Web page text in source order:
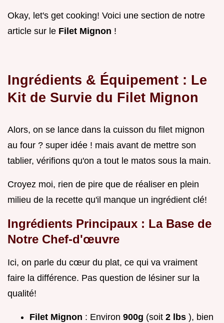
Okay, let's get cooking! Voici une section de notre
article sur le Filet Mignon !
Ingrédients & Équipement : Le
Kit de Survie du Filet Mignon
Alors, on se lance dans la cuisson du filet mignon
au four ? super idée ! mais avant de mettre son
tablier, vérifions qu'on a tout le matos sous la main.
Croyez moi, rien de pire que de réaliser en plein
milieu de la recette qu'il manque un ingrédient clé!
Ingrédients Principaux : La Base de
Notre Chef-d'œuvre
Ici, on parle du cœur du plat, ce qui va vraiment
faire la différence. Pas question de lésiner sur la
qualité!
Filet Mignon : Environ 900g (soit 2 lbs ), bien